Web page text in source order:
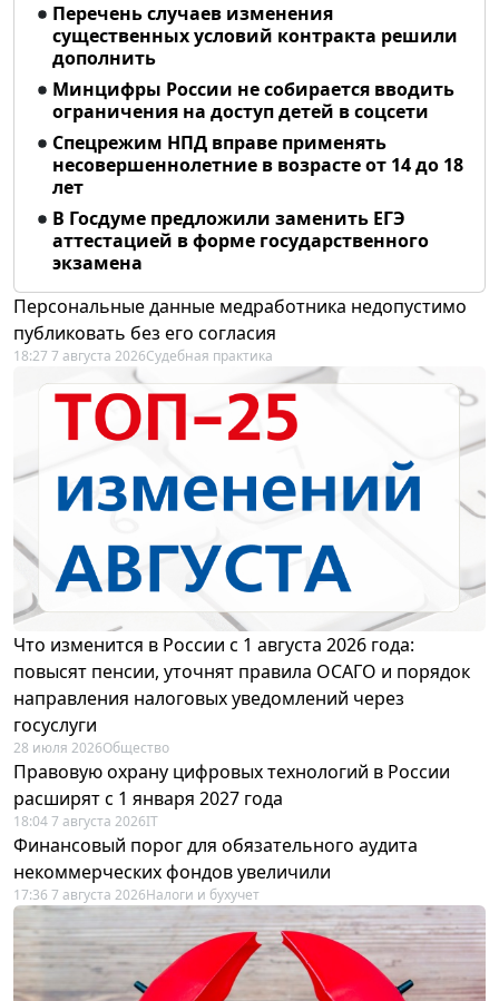
Перечень случаев изменения
существенных условий контракта решили
дополнить
Минцифры России не собирается вводить
ограничения на доступ детей в соцсети
Спецрежим НПД вправе применять
несовершеннолетние в возрасте от 14 до 18
лет
В Госдуме предложили заменить ЕГЭ
аттестацией в форме государственного
экзамена
Персональные данные медработника недопустимо
публиковать без его согласия
18:27 7 августа 2026Судебная практика
Что изменится в России с 1 августа 2026 года:
повысят пенсии, уточнят правила ОСАГО и порядок
направления налоговых уведомлений через
госуслуги
28 июля 2026Общество
Правовую охрану цифровых технологий в России
расширят с 1 января 2027 года
18:04 7 августа 2026IT
Финансовый порог для обязательного аудита
некоммерческих фондов увеличили
17:36 7 августа 2026Налоги и бухучет